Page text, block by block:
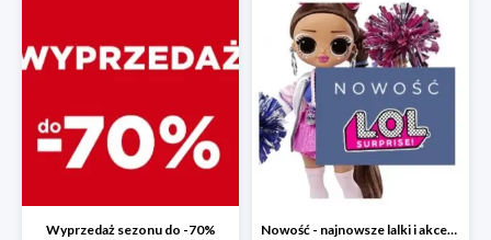
Wyprzedaż sezonu do -70% Nowość - najnowsze lalki i akcesoria L.O.L. w 5.10.15 do -45%